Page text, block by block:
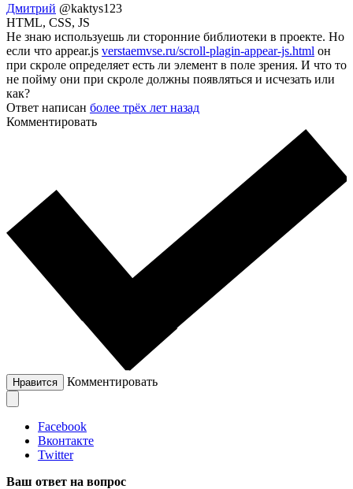
Дмитрий @kaktys123
HTML, CSS, JS
Не знаю используешь ли сторонние библиотеки в проекте. Но
если что appear.js verstaemvse.ru/scroll-plagin-appear-js.html он
при скроле определяет есть ли элемент в поле зрения. И что то
не пойму они при скроле должны появляться и исчезать или
как?
Ответ написан более трёх лет назад
Комментировать
Нравится Комментировать
Facebook
Вконтакте
Twitter
Ваш ответ на вопрос